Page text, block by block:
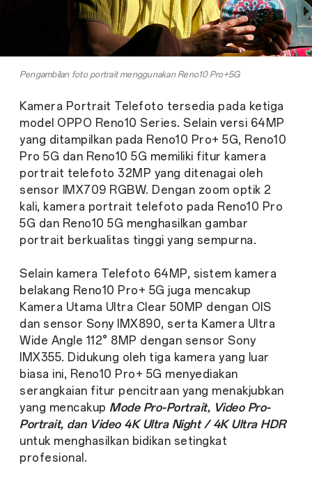
Pengambilan foto portrait menggunakan Reno10 Pro+5G
Kamera Portrait Telefoto tersedia pada ketiga
model OPPO Reno10 Series. Selain versi 64MP
yang ditampilkan pada Reno10 Pro+ 5G, Reno10
Pro 5G dan Reno10 5G memiliki fitur kamera
portrait telefoto 32MP yang ditenagai oleh
sensor IMX709 RGBW. Dengan zoom optik 2
kali, kamera portrait telefoto pada Reno10 Pro
5G dan Reno10 5G menghasilkan gambar
portrait berkualitas tinggi yang sempurna.
Selain kamera Telefoto 64MP, sistem kamera
belakang Reno10 Pro+ 5G juga mencakup
Kamera Utama Ultra Clear 50MP dengan OIS
dan sensor Sony IMX890, serta Kamera Ultra
Wide Angle 112° 8MP dengan sensor Sony
IMX355. Didukung oleh tiga kamera yang luar
biasa ini, Reno10 Pro+ 5G menyediakan
serangkaian fitur pencitraan yang menakjubkan
yang mencakup Mode Pro-Portrait, Video Pro-
Portrait, dan Video 4K Ultra Night / 4K Ultra HDR
untuk menghasilkan bidikan setingkat
profesional.